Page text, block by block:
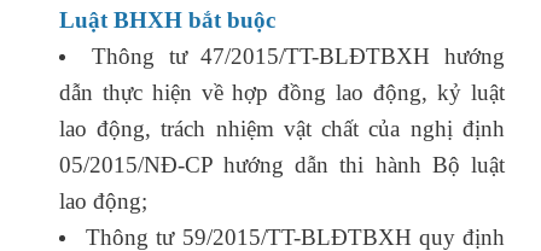
Luật BHXH bắt buộc
Thông tư 47/2015/TT-BLĐTBXH hướng
dẫn thực hiện về hợp đồng lao động, kỷ luật
lao động, trách nhiệm vật chất của nghị định
05/2015/NĐ-CP hướng dẫn thi hành Bộ luật
lao động;
Thông tư 59/2015/TT-BLĐTBXH quy định